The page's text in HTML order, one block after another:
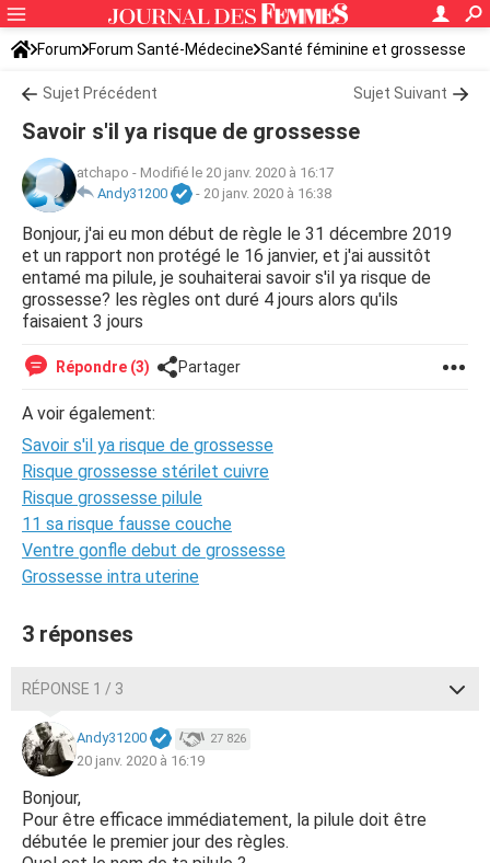
Forum Forum Santé-Médecine Santé féminine et grossesse
Sujet Précédent Sujet Suivant
Savoir s'il ya risque de grossesse
atchapo - Modifié le 20 janv. 2020 à 16:17
Andy31200
- 20 janv. 2020 à 16:38
Bonjour, j'ai eu mon début de règle le 31 décembre 2019
et un rapport non protégé le 16 janvier, et j'ai aussitôt
entamé ma pilule, je souhaiterai savoir s'il ya risque de
grossesse? les règles ont duré 4 jours alors qu'ils
faisaient 3 jours
Répondre (3) Partager
A voir également:
Savoir s'il ya risque de grossesse
Risque grossesse stérilet cuivre
Risque grossesse pilule
11 sa risque fausse couche
Ventre gonfle debut de grossesse
Grossesse intra uterine
3 réponses
RÉPONSE 1 / 3
Andy31200 27 826
20 janv. 2020 à 16:19
Bonjour,
Pour être efficace immédiatement, la pilule doit être
débutée le premier jour des règles.